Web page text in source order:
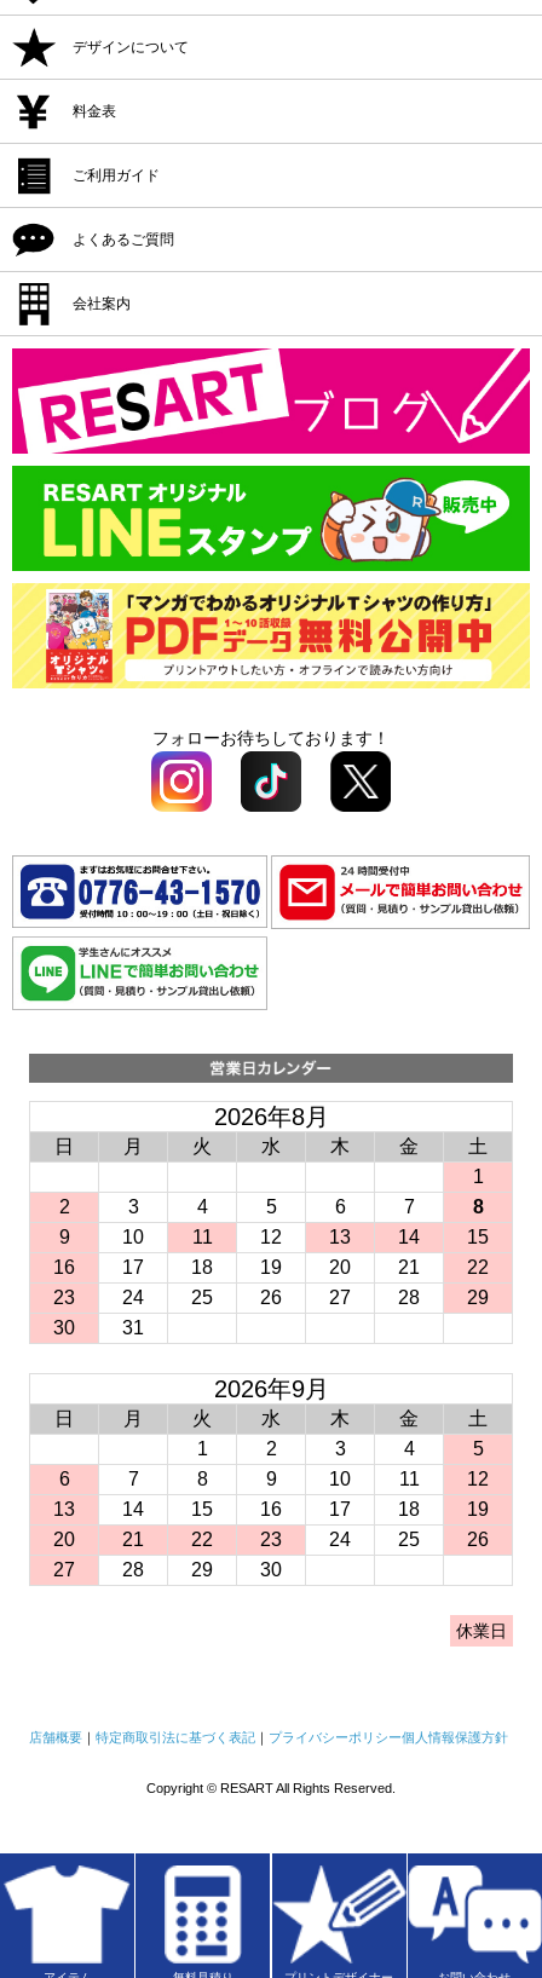
ご注文方法
追加注文・再注文
デザインについて
デザイン作成
デザイン入稿
プリント方法
プリントサイズ
書体一覧
料金表
デザイン作成
デザイン入稿
プリント方法
プリント色
プリントサイズ
書体一覧
ご利用ガイド
シルクプリント料金
インクジェットプリント料金
カッティングプリント料金
版代
オプション料
よくあるご質問
配送・納期
返品・交換・キャンセル
支払方法
領収書の発行
版代
オプション料
会社案内
フォローお待ちしております！
2026年8月
日 月 火 水 木 金
土
1
2
3 4 5 6 7
8
9
10 11 12 13 14
15
16
17 18 19 20 21
22
23
24 25 26 27 28
29
30
31
2026年9月
日 月 火 水 木 金
土
1
2 3 4
5
6
7 8 9 10 11
12
13
14 15 16 17 18
19
20
21 22 23 24 25
26
27
28 29 30
休業日
店舗概要 ｜ 特定商取引法に基づく表記 ｜ プライバシーポリシー個人情報保護方針
Copyright © RESART All Rights Reserved.